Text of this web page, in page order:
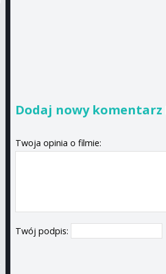
Dodaj nowy komentarz
Twoja opinia o filmie:
Twój podpis: